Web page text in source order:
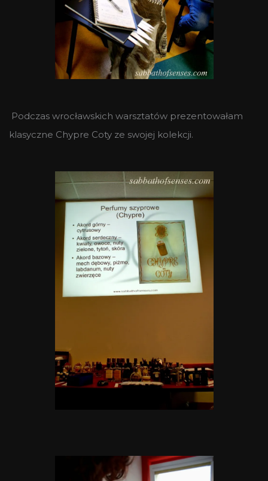
Podczas wrocławskich warsztatów prezentowałam
klasyczne Chypre Coty ze swojej kolekcji.